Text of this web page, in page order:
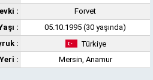
:
Forvet
:
05.10.1995 (30 yaşında)
:
Türkiye
:
Mersin, Anamur